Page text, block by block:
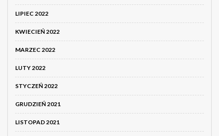
LIPIEC 2022
KWIECIEŃ 2022
MARZEC 2022
LUTY 2022
STYCZEŃ 2022
GRUDZIEŃ 2021
LISTOPAD 2021